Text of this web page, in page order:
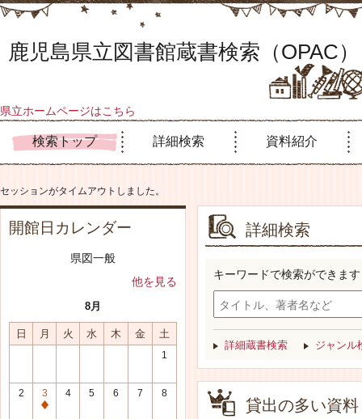
鹿児島県立図書館蔵書検索（OPAC）
県立ホームページはこちら
検索トップ 詳細検索 資料紹介
セッションがタイムアウトしました。
開館日カレンダー
県図一般
他を見る
8月
日 月 火 水 木 金 土
1
2
3
通
4 5 6 7 8
詳細検索
キーワードで検索ができます
詳細蔵書検索 ジャンル
貸出の多い資料